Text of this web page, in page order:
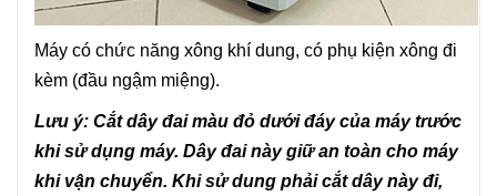
Máy có chức năng xông khí dung, có phụ kiện xông đi
kèm (đầu ngậm miệng).
Lưu ý: Cắt dây đai màu đỏ dưới đáy của máy trước
khi sử dụng máy. Dây đai này giữ an toàn cho máy
khi vận chuyển. Khi sử dung phải cắt dây này đi,